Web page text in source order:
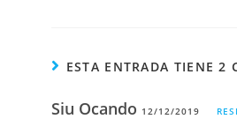
ESTA ENTRADA TIENE 2
Siu Ocando 12/12/2019